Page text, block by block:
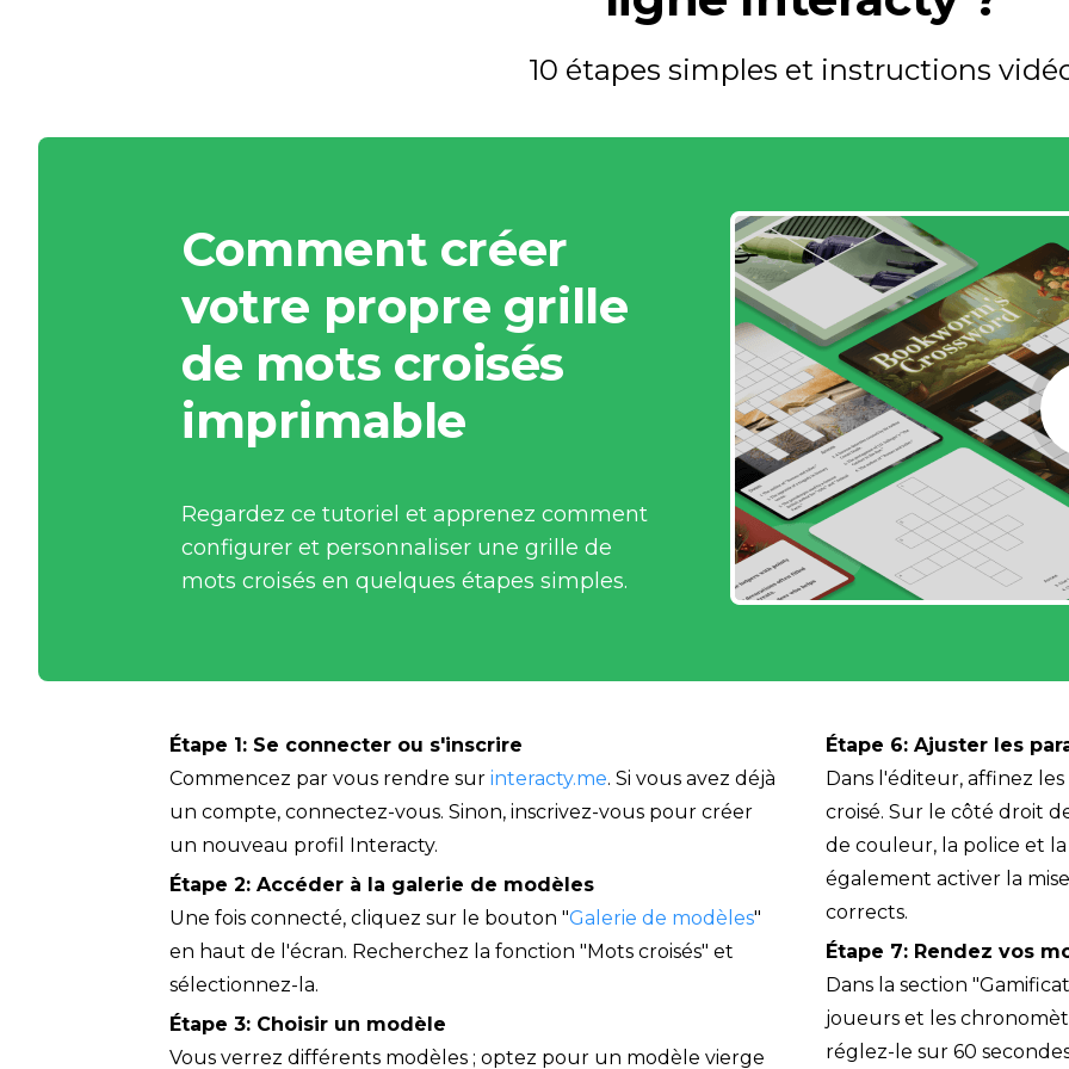
10 étapes simples et instructions
Comment créer
votre propre grille
de mots croisés
imprimable
Regardez ce tutoriel et apprenez comment
configurer et personnaliser une grille de
mots croisés en quelques étapes simples.
Étape 1 : Se connecter ou s'inscrire
Commencez par vous rendre sur interacty.me. Si vous avez déjà
un compte, connectez-vous. Sinon, inscrivez-vous pour créer
un nouveau profil Interacty.
Étape 2: Accéder à la galerie de modèles
Une fois connecté, cliquez sur le bouton "Galerie de modèles"
en haut de l'écran. Recherchez la fonction "Mots croisés" et
sélectionnez-la.
Étape 3: Choisir un modèle
Vous verrez différents modèles ; optez pour un modèle vierge
Étape 6: Ajuster les
Dans l'éditeur, affinez
croisé. Sur le côté droit
de couleur, la police et
également activer la
corrects.
Étape 7: Rendez vos
Dans la section
joueurs et les
réglez-le sur 60